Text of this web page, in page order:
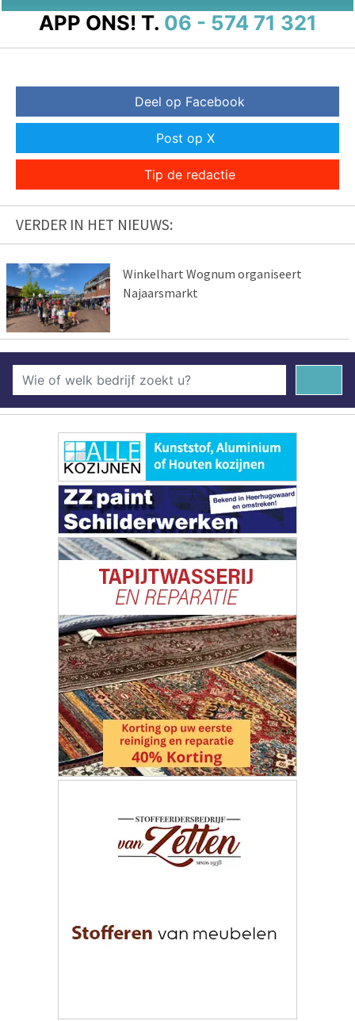
APP ONS! T. 06 - 574 71 321
Deel op Facebook
Post op X
Tip de redactie
VERDER IN HET NIEUWS:
Winkelhart Wognum organiseert
Najaarsmarkt